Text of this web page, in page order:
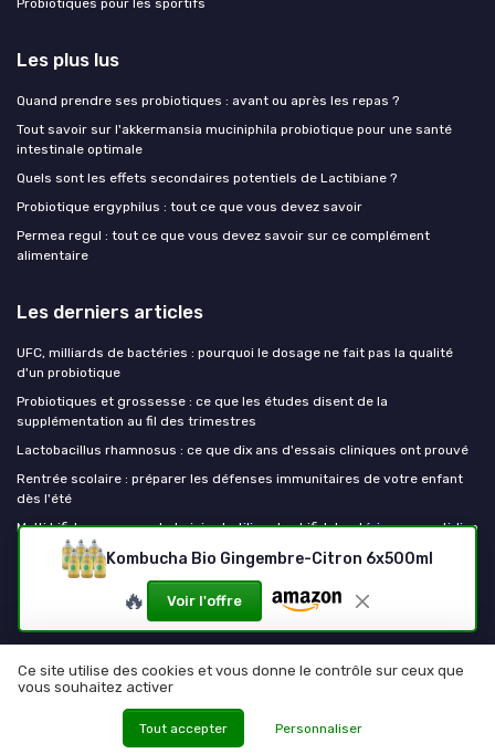
Kombucha Bio Gingembre-Citron 6x500ml
🔥 Voir l'offre
Les plus lus
Quand prendre ses probiotiques : avant ou après les repas ?
Tout savoir sur l'akkermansia muciniphila probiotique pour une santé
intestinale optimale
Quels sont les effets secondaires potentiels de Lactibiane ?
Probiotique ergyphilus : tout ce que vous devez savoir
Permea regul : tout ce que vous devez savoir sur ce complément
alimentaire
Les derniers articles
UFC, milliards de bactéries : pourquoi le dosage ne fait pas la qualité
d'un probiotique
Probiotiques et grossesse : ce que les études disent de la
supplémentation au fil des trimestres
Lactobacillus rhamnosus : ce que dix ans d'essais cliniques ont prouvé
Rentrée scolaire : préparer les défenses immunitaires de votre enfant
dès l'été
Multi bifidus : comment choisir et utiliser les bifidobactéries au quotidien
Mes probiotiques
Mentions légales
© Mes probiotiques 2026
Ce site utilise des cookies et vous donne le contrôle sur ceux que
vous souhaitez activer
Tout accepter Personnaliser